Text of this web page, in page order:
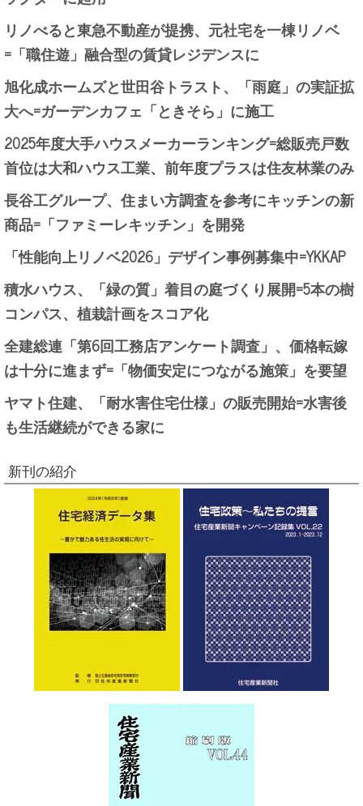
リノべると東急不動産が提携、元社宅を一棟リノベ
=「職住遊」融合型の賃貸レジデンスに
旭化成ホームズと世田谷トラスト、「雨庭」の実証拡
大へ=ガーデンカフェ「ときそら」に施工
2025年度大手ハウスメーカーランキング=総販売戸数
首位は大和ハウス工業、前年度プラスは住友林業のみ
長谷工グループ、住まい方調査を参考にキッチンの新
商品=「ファミーレキッチン」を開発
「性能向上リノベ2026」デザイン事例募集中=YKKAP
積水ハウス、「緑の質」着目の庭づくり展開=5本の樹
コンパス、植栽計画をスコア化
全建総連「第6回工務店アンケート調査」、価格転嫁
は十分に進まず=「物価安定につながる施策」を要望
ヤマト住建、「耐水害住宅仕様」の販売開始=水害後
も生活継続ができる家に
新刊の紹介